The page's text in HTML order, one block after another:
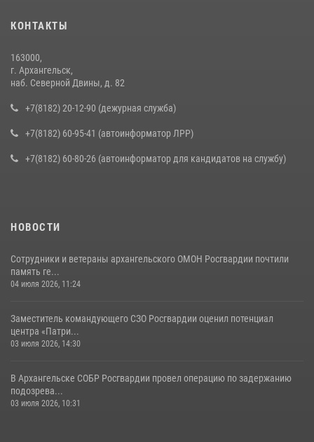
КОНТАКТЫ
163000,
г. Архангельск,
наб. Северной Двины, д. 82
+7(8182) 20-12-90 (дежурная служба)
+7(8182) 60-95-41 (автоинформатор ЛРР)
+7(8182) 60-80-26 (автоинформатор для кандидатов на службу)
НОВОСТИ
Сотрудники и ветераны архангельского ОМОН Росгвардии почтили
память ге...
04 июля 2026, 11:24
Заместитель командующего СЗО Росгвардии оценил потенциал
центра «Патри...
03 июля 2026, 14:30
В Архангельске СОБР Росгвардии провел операцию по задержанию
подозрева...
03 июля 2026, 10:31